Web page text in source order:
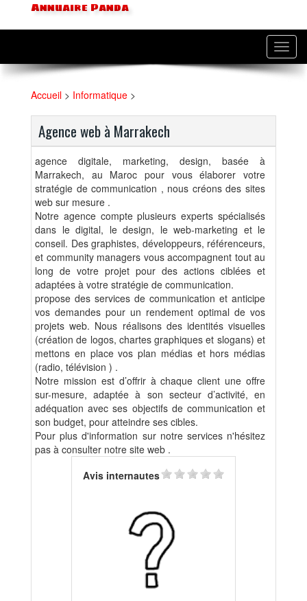
Annuaire Panda
Accueil > Informatique >
Agence web à Marrakech
agence digitale, marketing, design, basée à
Marrakech, au Maroc pour vous élaborer votre
stratégie de communication , nous créons des sites
web sur mesure .
Notre agence compte plusieurs experts spécialisés
dans le digital, le design, le web-marketing et le
conseil. Des graphistes, développeurs, référenceurs,
et community managers vous accompagnent tout au
long de votre projet pour des actions ciblées et
adaptées à votre stratégie de communication.
propose des services de communication et anticipe
vos demandes pour un rendement optimal de vos
projets web. Nous réalisons des identités visuelles
(création de logos, chartes graphiques et slogans) et
mettons en place vos plan médias et hors médias
(radio, télévision ) .
Notre mission est d’offrir à chaque client une offre
sur-mesure, adaptée à son secteur d’activité, en
adéquation avec ses objectifs de communication et
son budget, pour atteindre ses cibles.
Pour plus d'information sur notre services n'hésitez
pas à consulter notre site web .
Avis internautes